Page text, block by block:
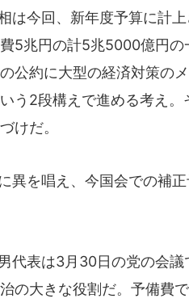
は今回、新年度予算に計
5兆円の計5兆5000億円
公約に大型の経済対策の
う2段構えで進める考え
けだ。
異を唱え、今国会での補
代表は3月30日の党の会
の大きな役割だ。予備費